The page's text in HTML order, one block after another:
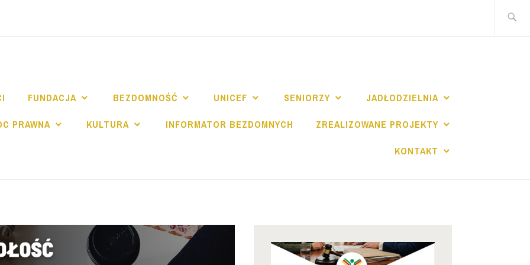
SPE SALVI
FUNDACJA BEZDOMNOŚĆ UNICEF SENIORZY JADŁODZIELNIA
PRAWNA KULTURA INFORMATOR BEZDOMNYCH ZREALIZOWANE PROJEKTY
KONTAKT